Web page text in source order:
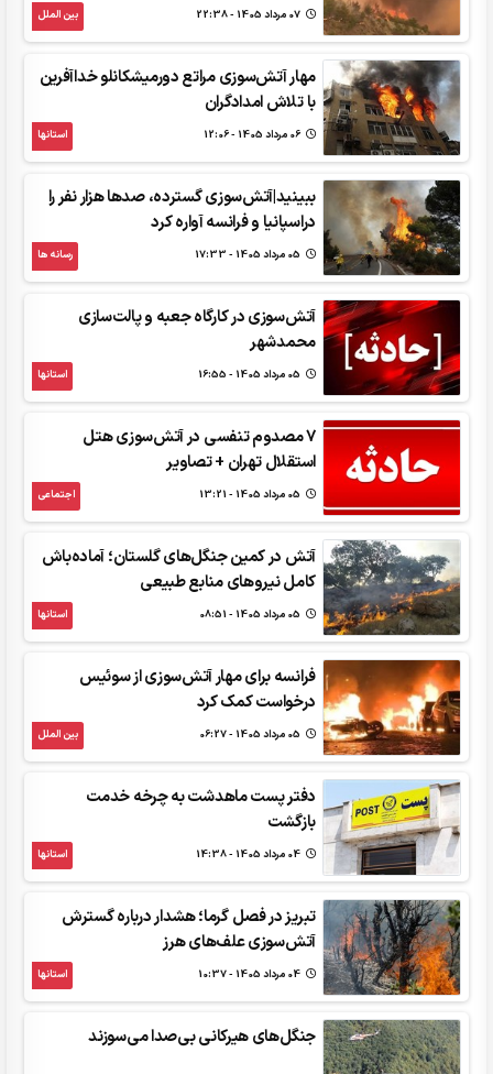
بین الملل
مهار آتش‌سوزی مراتع دورمیشکانلو خداآفرین
با تلاش امدادگران
استانها
ببینید|آتش‌سوزی‌ گسترده، صدها هزار نفر را
دراسپانیا و فرانسه آواره کرد
رسانه ها
آتش‌سوزی در کارگاه جعبه و پالت‌سازی
محمدشهر
استانها
7 مصدوم تنفسی در آتش‌سوزی هتل
استقلال تهران + تصاویر
اجتماعی
آتش در کمین جنگل‌های گلستان؛ آماده‌باش
کامل نیروهای منابع طبیعی
استانها
فرانسه برای مهار آتش‌سوزی‌ از سوئیس
درخواست کمک کرد
بین الملل
دفتر پست ماهدشت به چرخه خدمت
بازگشت
استانها
تبریز در فصل گرما؛ هشدار درباره گسترش
آتش‌سوزی علف‌های هرز
استانها
جنگل‌های هیرکانی بی‌صدا می‌سوزند